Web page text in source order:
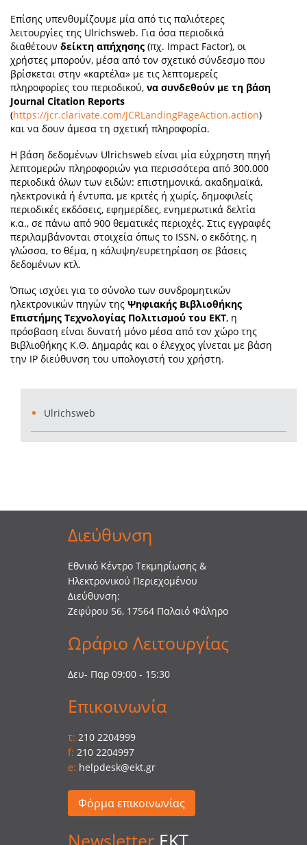
Επίσης υπενθυμίζουμε μία από τις παλιότερες
λειτουργίες της Ulrichsweb. Για όσα περιοδικά
διαθέτουν δείκτη απήχησης (πχ. Impact Factor), οι
χρήστες μπορούν, μέσα από τον σχετικό σύνδεσμο που
βρίσκεται στην «καρτέλα» με τις λεπτομερείς
πληροφορίες του περιοδικού, να συνδεθούν με τη βάση
Journal Citation Reports
(https://jcr.clarivate.com/JCRLandingPageAction.action)
και να δουν άμεσα τη σχετική πληροφορία.
Η βάση δεδομένων Ulrichsweb είναι μία εύχρηστη πηγή
λεπτομερών πληροφοριών για περισσότερα από 300.000
περιοδικά όλων των ειδών: επιστημονικά, ακαδημαϊκά,
ηλεκτρονικά ή έντυπα, με κριτές ή χωρίς, δημοφιλείς
περιοδικές εκδόσεις, εφημερίδες, ενημερωτικά δελτία
κ.α., σε πάνω από 900 θεματικές περιοχές. Στις εγγραφές
περιλαμβάνονται στοιχεία όπως το ISSN, ο εκδότης, η
γλώσσα, το θέμα, η κάλυψη/ευρετηρίαση σε βάσεις
δεδομένων κτλ.
Όπως ισχύει για το σύνολο των συνδρομητικών
ηλεκτρονικών πηγών της Ψηφιακής Βιβλιοθήκης
Επιστήμης Τεχνολογίας Πολιτισμού του ΕΚΤ, η
πρόσβαση είναι δυνατή μόνο μέσα από τον χώρο της
Βιβλιοθήκης Κ.Θ. Δημαράς και ο έλεγχος γίνεται με βάση
την IP διεύθυνση του υπολογιστή του χρήστη.
Ulrichsweb
Διεύθυνση
Εθνικό Κέντρο Τεκμηρίωσης &
Ηλεκτρονικού Περιεχομένου
Διεύθυνση:
Ζεφύρου 56, 17564 Παλαιό Φάληρο
Ωράριο Λειτουργίας
Δευ- Παρ 09:00 - 15:30
Επικοινωνία
τ: 210 2204999
f: 210 2204997
e: helpdesk@ekt.gr
Φόρμα επικοινωνίας
Newsletter EKT